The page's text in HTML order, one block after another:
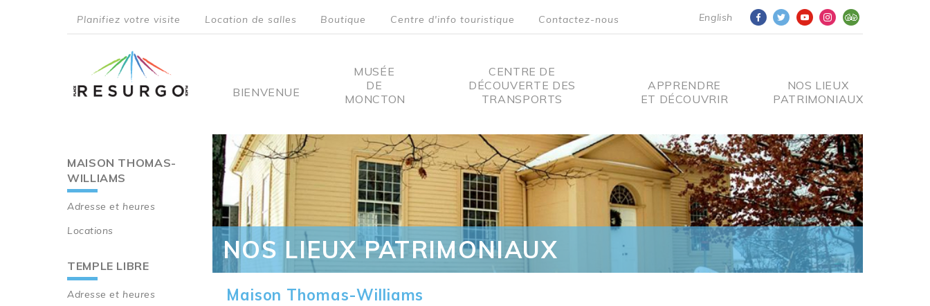
English
menu
Planifiez votre visite Location de salles Boutique Centre d'info touristique Contactez-nous
Main
BIENVENUE
MUSÉE
DE
MONCTON
CENTRE DE
DÉCOUVERTE DES
TRANSPORTS
APPRENDRE
ET DÉCOUVRIR
NOS LIEUX
PATRIMONIAUX
Main
navigation
MAISON THOMAS-
WILLIAMS
Adresse et heures
Locations
TEMPLE LIBRE
Adresse et heures
NOS LIEUX PATRIMONIAUX
Maison Thomas-Williams